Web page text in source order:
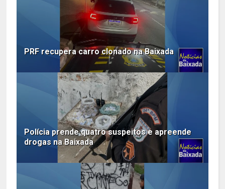
PRF recupera carro clonado na Baixada
Polícia prende quatro suspeitos e apreende
drogas na Baixada